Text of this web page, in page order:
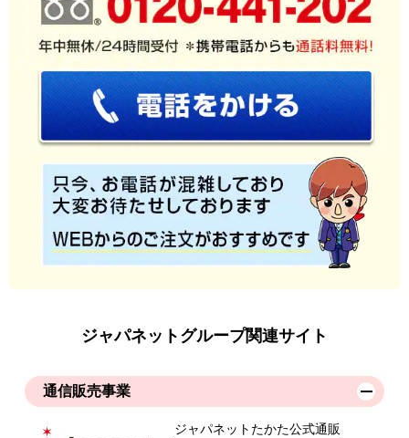
ジャパネットグループ関連サイト
通信販売事業
ジャパネットたかた公式通販